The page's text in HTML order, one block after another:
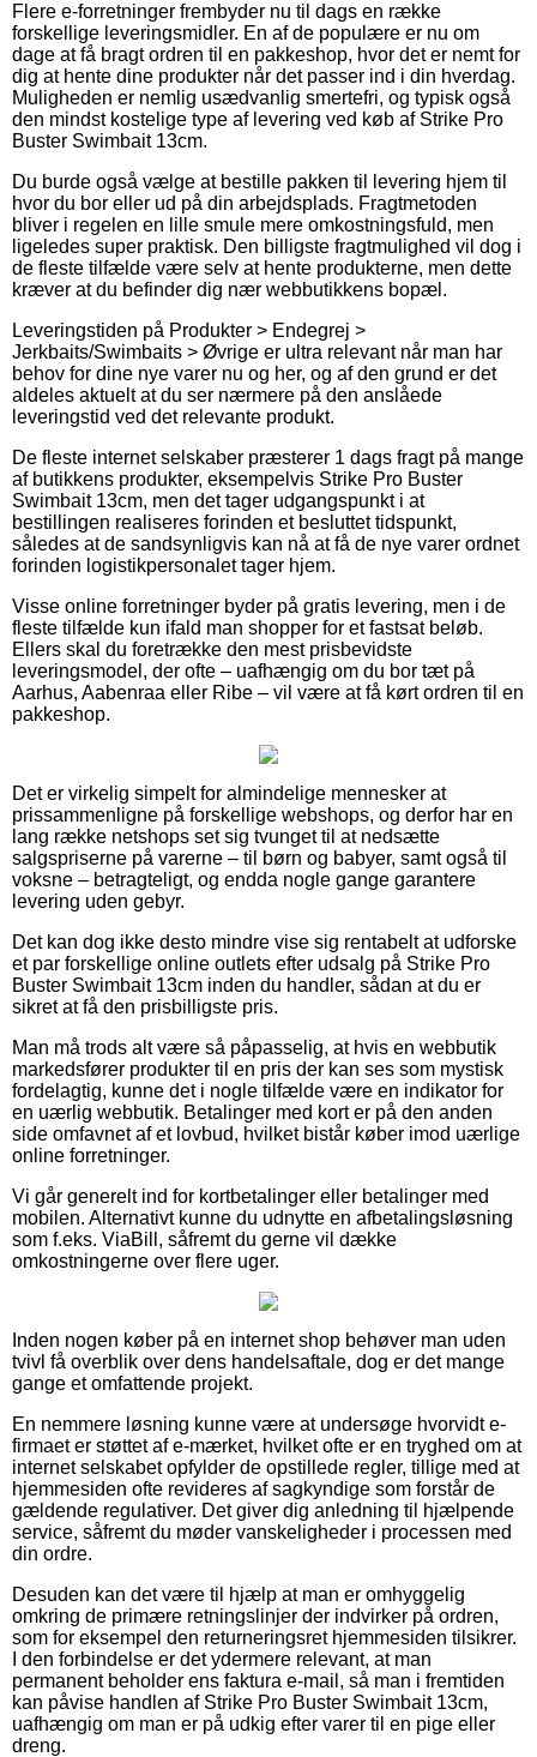
Flere e-forretninger frembyder nu til dags en række
forskellige leveringsmidler. En af de populære er nu om
dage at få bragt ordren til en pakkeshop, hvor det er nemt for
dig at hente dine produkter når det passer ind i din hverdag.
Muligheden er nemlig usædvanlig smertefri, og typisk også
den mindst kostelige type af levering ved køb af Strike Pro
Buster Swimbait 13cm.
Du burde også vælge at bestille pakken til levering hjem til
hvor du bor eller ud på din arbejdsplads. Fragtmetoden
bliver i regelen en lille smule mere omkostningsfuld, men
ligeledes super praktisk. Den billigste fragtmulighed vil dog i
de fleste tilfælde være selv at hente produkterne, men dette
kræver at du befinder dig nær webbutikkens bopæl.
Leveringstiden på Produkter > Endegrej >
Jerkbaits/Swimbaits > Øvrige er ultra relevant når man har
behov for dine nye varer nu og her, og af den grund er det
aldeles aktuelt at du ser nærmere på den anslåede
leveringstid ved det relevante produkt.
De fleste internet selskaber præsterer 1 dags fragt på mange
af butikkens produkter, eksempelvis Strike Pro Buster
Swimbait 13cm, men det tager udgangspunkt i at
bestillingen realiseres forinden et besluttet tidspunkt,
således at de sandsynligvis kan nå at få de nye varer ordnet
forinden logistikpersonalet tager hjem.
Visse online forretninger byder på gratis levering, men i de
fleste tilfælde kun ifald man shopper for et fastsat beløb.
Ellers skal du foretrække den mest prisbevidste
leveringsmodel, der ofte – uafhængig om du bor tæt på
Aarhus, Aabenraa eller Ribe – vil være at få kørt ordren til en
pakkeshop.
Det er virkelig simpelt for almindelige mennesker at
prissammenligne på forskellige webshops, og derfor har en
lang række netshops set sig tvunget til at nedsætte
salgspriserne på varerne – til børn og babyer, samt også til
voksne – betragteligt, og endda nogle gange garantere
levering uden gebyr.
Det kan dog ikke desto mindre vise sig rentabelt at udforske
et par forskellige online outlets efter udsalg på Strike Pro
Buster Swimbait 13cm inden du handler, sådan at du er
sikret at få den prisbilligste pris.
Man må trods alt være så påpasselig, at hvis en webbutik
markedsfører produkter til en pris der kan ses som mystisk
fordelagtig, kunne det i nogle tilfælde være en indikator for
en uærlig webbutik. Betalinger med kort er på den anden
side omfavnet af et lovbud, hvilket bistår køber imod uærlige
online forretninger.
Vi går generelt ind for kortbetalinger eller betalinger med
mobilen. Alternativt kunne du udnytte en afbetalingsløsning
som f.eks. ViaBill, såfremt du gerne vil dække
omkostningerne over flere uger.
Inden nogen køber på en internet shop behøver man uden
tvivl få overblik over dens handelsaftale, dog er det mange
gange et omfattende projekt.
En nemmere løsning kunne være at undersøge hvorvidt e-
firmaet er støttet af e-mærket, hvilket ofte er en tryghed om at
internet selskabet opfylder de opstillede regler, tillige med at
hjemmesiden ofte revideres af sagkyndige som forstår de
gældende regulativer. Det giver dig anledning til hjælpende
service, såfremt du møder vanskeligheder i processen med
din ordre.
Desuden kan det være til hjælp at man er omhyggelig
omkring de primære retningslinjer der indvirker på ordren,
som for eksempel den returneringsret hjemmesiden tilsikrer.
I den forbindelse er det ydermere relevant, at man
permanent beholder ens faktura e-mail, så man i fremtiden
kan påvise handlen af Strike Pro Buster Swimbait 13cm,
uafhængig om man er på udkig efter varer til en pige eller
dreng.